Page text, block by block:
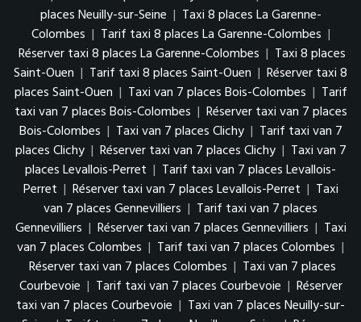
places Neuilly-sur-Seine | Taxi 8 places La Garenne-
Colombes | Tarif taxi 8 places La Garenne-Colombes |
Réserver taxi 8 places La Garenne-Colombes | Taxi 8 places
Saint-Ouen | Tarif taxi 8 places Saint-Ouen | Réserver taxi 8
places Saint-Ouen | Taxi van 7 places Bois-Colombes | Tarif
taxi van 7 places Bois-Colombes | Réserver taxi van 7 places
Bois-Colombes | Taxi van 7 places Clichy | Tarif taxi van 7
places Clichy | Réserver taxi van 7 places Clichy | Taxi van 7
places Levallois-Perret | Tarif taxi van 7 places Levallois-
Perret | Réserver taxi van 7 places Levallois-Perret | Taxi
van 7 places Gennevilliers | Tarif taxi van 7 places
Gennevilliers | Réserver taxi van 7 places Gennevilliers | Taxi
van 7 places Colombes | Tarif taxi van 7 places Colombes |
Réserver taxi van 7 places Colombes | Taxi van 7 places
Courbevoie | Tarif taxi van 7 places Courbevoie | Réserver
taxi van 7 places Courbevoie | Taxi van 7 places Neuilly-sur-